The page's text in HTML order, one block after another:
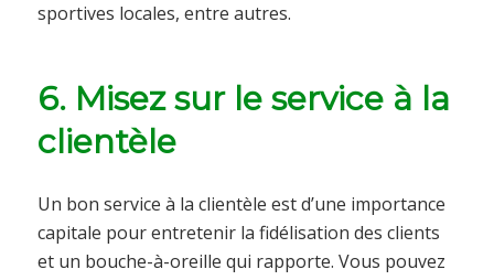
sportives locales, entre autres.
6. Misez sur le service à la
clientèle
Un bon service à la clientèle est d’une importance
capitale pour entretenir la fidélisation des clients
et un bouche-à-oreille qui rapporte. Vous pouvez